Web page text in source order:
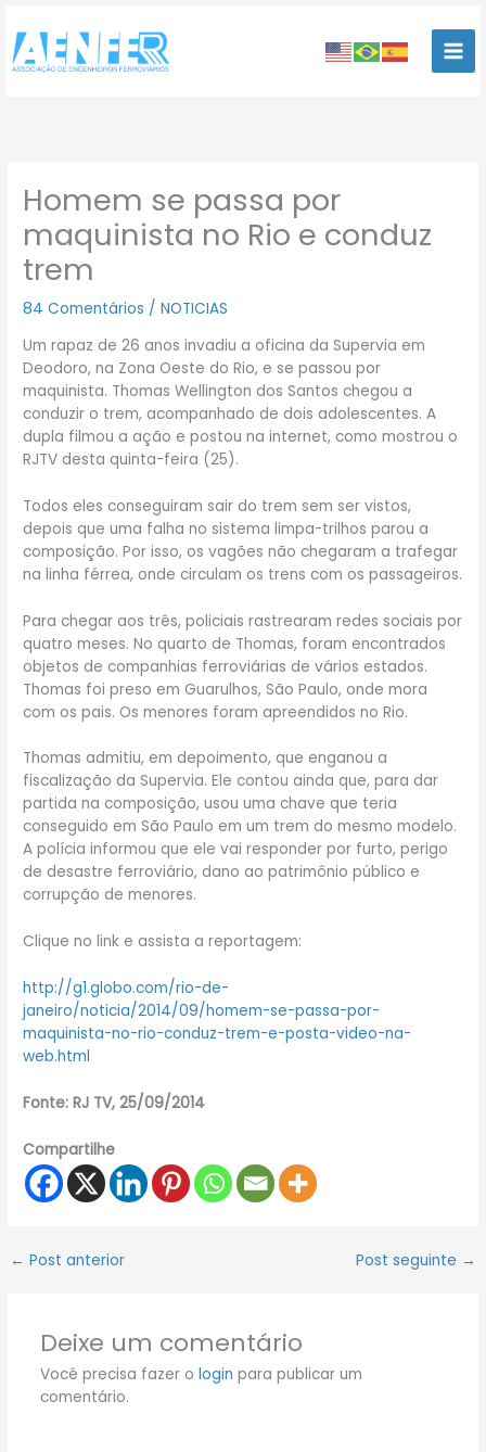
para
conteúdo
Homem se passa por
maquinista no Rio e conduz
trem
84 Comentários /NOTICIAS
Um rapaz de 26 anos invadiu a oficina da Supervia em
Deodoro, na Zona Oeste do Rio, e se passou por
maquinista. Thomas Wellington dos Santos chegou a
conduzir o trem, acompanhado de dois adolescentes. A
dupla filmou a ação e postou na internet, como mostrou o
RJTV desta quinta-feira (25).
Todos eles conseguiram sair do trem sem ser vistos,
depois que uma falha no sistema limpa-trilhos parou a
composição. Por isso, os vagões não chegaram a trafegar
na linha férrea, onde circulam os trens com os passageiros.
Para chegar aos três, policiais rastrearam redes sociais por
quatro meses. No quarto de Thomas, foram encontrados
objetos de companhias ferroviárias de vários estados.
Thomas foi preso em Guarulhos, São Paulo, onde mora
com os pais. Os menores foram apreendidos no Rio.
Thomas admitiu, em depoimento, que enganou a
fiscalização da Supervia. Ele contou ainda que, para dar
partida na composição, usou uma chave que teria
conseguido em São Paulo em um trem do mesmo modelo.
A polícia informou que ele vai responder por furto, perigo
de desastre ferroviário, dano ao patrimônio público e
corrupção de menores.
Clique no link e assista a reportagem:
http://g1.globo.com/rio-de-
janeiro/noticia/2014/09/homem-se-passa-por-
maquinista-no-rio-conduz-trem-e-posta-video-na-
web.html
Fonte: RJ TV, 25/09/2014
Compartilhe
← Post anterior Post seguinte →
Deixe um comentário
Você precisa fazer o login para publicar um
comentário.